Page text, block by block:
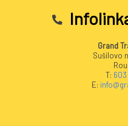
Grand
Sušilovo
T: 603
E: